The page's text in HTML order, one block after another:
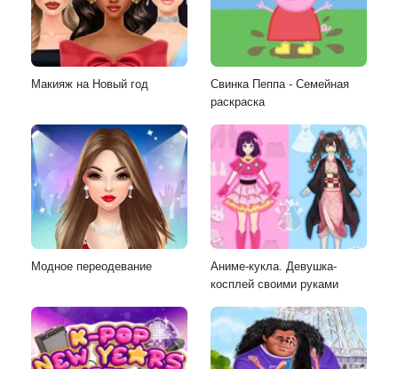
Макияж на Новый год
Свинка Пеппа - Семейная
раскраска
Модное переодевание
Аниме-кукла. Девушка-
косплей своими руками